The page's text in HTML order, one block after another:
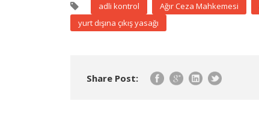
adli kontrol Ağır Ceza Mahkemesi
yurt dışına çıkış yasağı
Share Post: